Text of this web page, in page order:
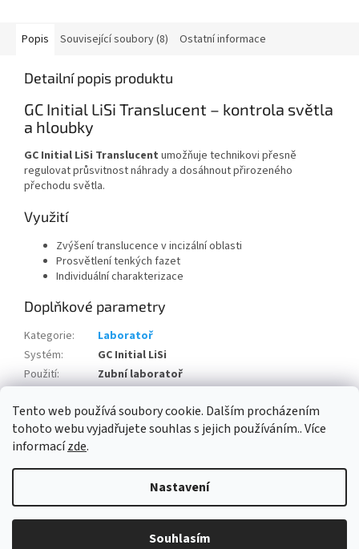
Tento web používá soubory cookie. Dalším procházením
tohoto webu vyjadřujete souhlas s jejich používáním.. Více
informacízde.
Nastavení
Souhlasím
Popis Související soubory (8) Ostatní informace
Detailní popis produktu
GC Initial LiSi Translucent – kontrola světla
a hloubky
GC Initial LiSi Translucent umožňuje technikovi přesně
regulovat průsvitnost náhrady a dosáhnout přirozeného
přechodu světla.
Využití
Zvýšení translucence v incizální oblasti
Prosvětlení tenkých fazet
Individuální charakterizace
Doplňkové parametry
Kategorie:
Laboratoř
Systém:
GC Initial LiSi
Použití:
Zubní laboratoř
Kompatibilita: Lithium-disilikát
Vytvořil Shoptet
D-way. Všechna práva vyhrazena.